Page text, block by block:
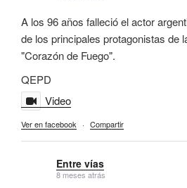
A los 96 años falleció el actor
de los principales protagonistas de
"Corazón de Fuego".
QEPD
Video
Ver en facebook · Compartir
Entre vías
8 meses atrás